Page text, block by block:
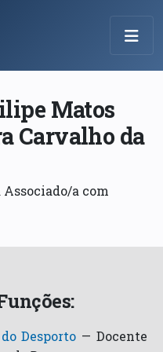
Matos
Carvalho da
Associado/a com
Desporto — Docente